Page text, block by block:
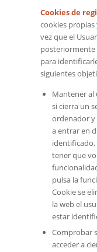
Cookies de
cookies
vez que el
posteriormente
para
siguientes
Mantener al
si cierra un
ordenador
a entrar en
identificado,
tener que
pulsa la
Cookie se
la web el
estar
Comprobar
acceder a